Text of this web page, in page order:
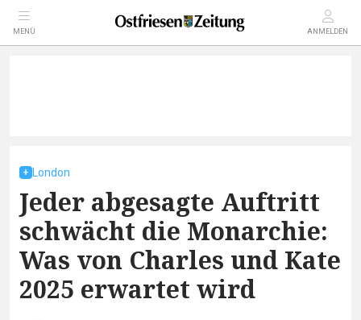
MENÜ ANMELDEN
London
Jeder abgesagte Auftritt
schwächt die Monarchie:
Was von Charles und Kate
2025 erwartet wird